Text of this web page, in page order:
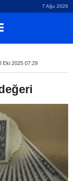
7 Ağu 2026
Eki 2025 07:29